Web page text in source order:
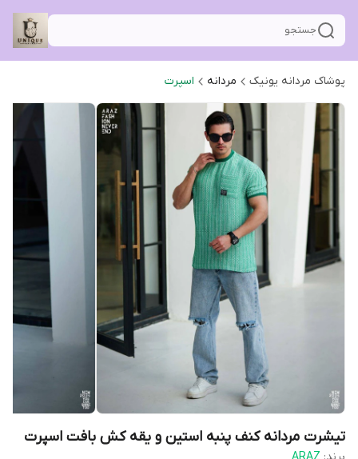
جستجو
پوشاک مردانه یونیک مردانه اسپرت
تیشرت مردانه کنف پنبه استین و یقه کش بافت اسپرت